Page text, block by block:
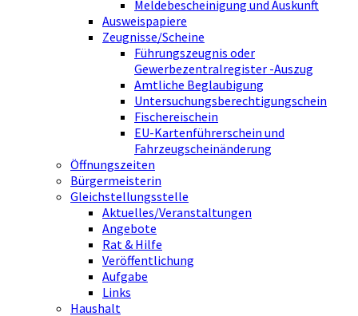
Meldebescheinigung und Auskunft
Ausweispapiere
Zeugnisse/Scheine
Führungszeugnis oder
Gewerbezentralregister -Auszug
Amtliche Beglaubigung
Untersuchungsberechtigungschein
Fischereischein
EU-Kartenführerschein und
Fahrzeugscheinänderung
Öffnungszeiten
Bürgermeisterin
Gleichstellungsstelle
Aktuelles/Veranstaltungen
Angebote
Rat & Hilfe
Veröffentlichung
Aufgabe
Links
Haushalt